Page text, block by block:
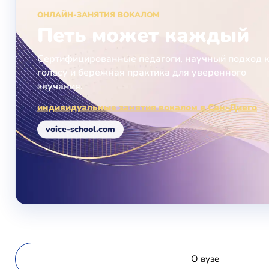
ОНЛАЙН-ЗАНЯТИЯ ВОКАЛОМ
Петь может каждый
Сертифицированные педагоги, научный подход к
голосу и бережная практика для уверенного
звучания.
индивидуальные занятия вокалом в Сан-Диего
voice-school.com
О вузе